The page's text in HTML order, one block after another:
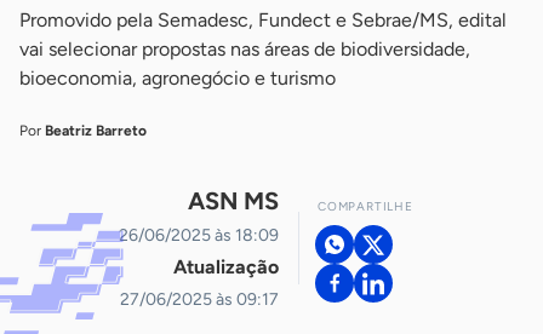
Promovido pela Semadesc, Fundect e Sebrae/MS, edital
vai selecionar propostas nas áreas de biodiversidade,
bioeconomia, agronegócio e turismo
Por Beatriz Barreto
ASN MS
26/06/2025 às 18:09
Atualização
27/06/2025 às 09:17
COMPARTILHE